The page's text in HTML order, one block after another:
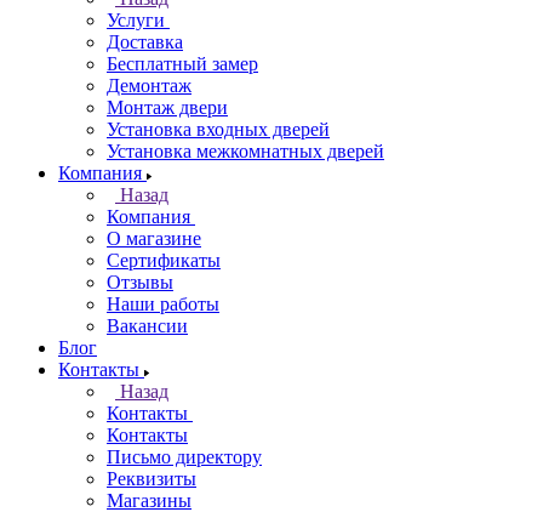
Услуги
Доставка
Бесплатный замер
Демонтаж
Монтаж двери
Установка входных дверей
Установка межкомнатных дверей
Компания
Назад
Компания
О магазине
Сертификаты
Отзывы
Наши работы
Вакансии
Блог
Контакты
Назад
Контакты
Контакты
Письмо директору
Реквизиты
Магазины